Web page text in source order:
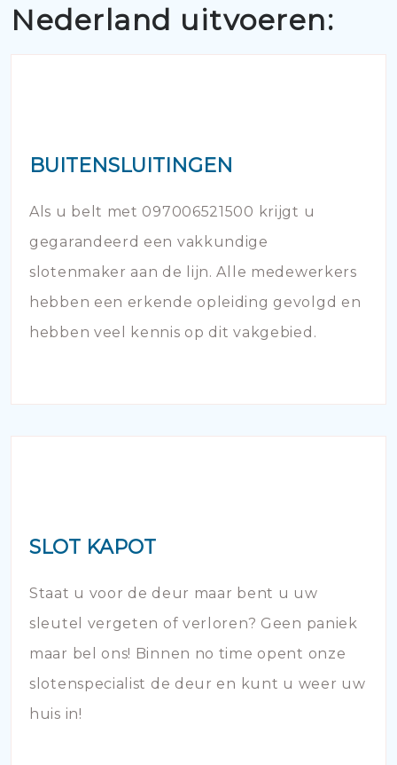
Nederland uitvoeren:
BUITENSLUITINGEN
Als u belt met 097006521500 krijgt u
gegarandeerd een vakkundige
slotenmaker aan de lijn. Alle medewerkers
hebben een erkende opleiding gevolgd en
hebben veel kennis op dit vakgebied.
SLOT KAPOT
Staat u voor de deur maar bent u uw
sleutel vergeten of verloren? Geen paniek
maar bel ons! Binnen no time opent onze
slotenspecialist de deur en kunt u weer uw
huis in!